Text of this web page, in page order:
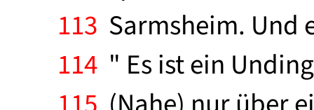
113 Sarmsheim. Und
114 " Es ist ein